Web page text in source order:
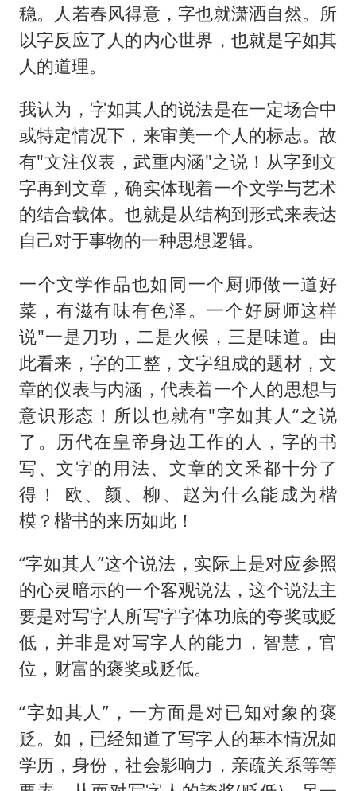
稳。人若春风得意，字也就潇洒自然。所
以字反应了人的内心世界，也就是字如其
人的道理。
我认为，字如其人的说法是在一定场合中
或特定情况下，来审美一个人的标志。故
有"文注仪表，武重内涵"之说！从字到文
字再到文章，确实体现着一个文学与艺术
的结合载体。也就是从结构到形式来表达
自己对于事物的一种思想逻辑。
一个文学作品也如同一个厨师做一道好
菜，有滋有味有色泽。一个好厨师这样
说"一是刀功，二是火候，三是味道。由
此看来，字的工整，文字组成的题材，文
章的仪表与内涵，代表着一个人的思想与
意识形态！所以也就有"字如其人“之说
了。历代在皇帝身边工作的人，字的书
写、文字的用法、文章的文釆都十分了
得！ 欧、颜、柳、赵为什么能成为楷
模？楷书的来历如此！
“字如其人”这个说法，实际上是对应参照
的心灵暗示的一个客观说法，这个说法主
要是对写字人所写字字体功底的夸奖或贬
低，并非是对写字人的能力，智慧，官
位，财富的褒奖或贬低。
“字如其人”，一方面是对已知对象的褒
贬。如，已经知道了写字人的基本情况如
学历，身份，社会影响力，亲疏关系等等